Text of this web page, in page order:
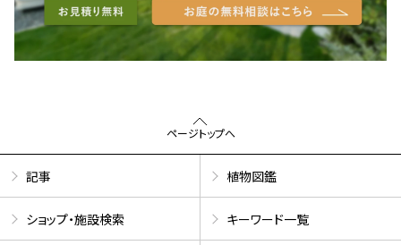
ページトップへ
記事 植物図鑑
ショップ・施設検索 キーワード一覧